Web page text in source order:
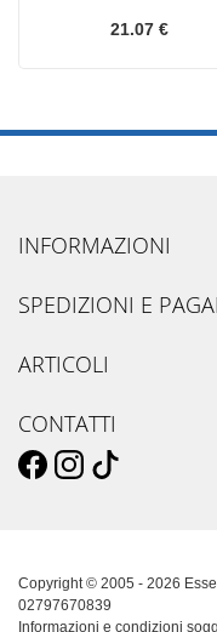
21.07 €
INFORMAZIONI
SPEDIZIONI E
ARTICOLI
CONTATTI
Copyright © 2005 - 2026
02797670839
Informazioni e condizioni